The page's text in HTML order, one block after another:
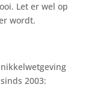
Let er wel op
wordt.
2003: